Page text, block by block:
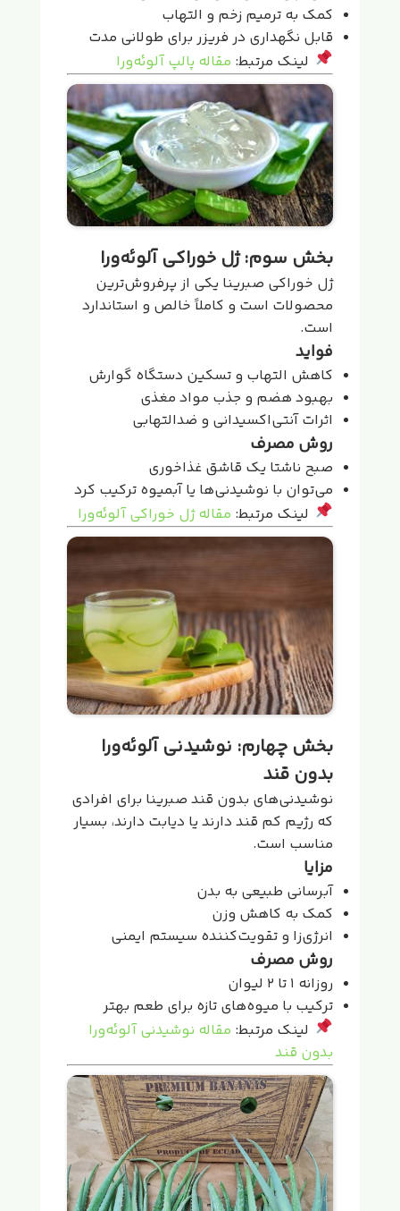
کمک به ترمیم زخم و التهاب
قابل نگهداری در فریزر برای طولانی مدت
لینک مرتبط: مقاله پالپ آلوئه‌ورا
بخش سوم: ژل خوراکی آلوئه‌ورا
ژل خوراکی صبرینا یکی از پرفروش‌ترین
محصولات است و کاملاً خالص و استاندارد
است.
فواید
کاهش التهاب و تسکین دستگاه گوارش
بهبود هضم و جذب مواد مغذی
اثرات آنتی‌اکسیدانی و ضدالتهابی
روش مصرف
صبح ناشتا یک قاشق غذاخوری
می‌توان با نوشیدنی‌ها یا آبمیوه ترکیب کرد
لینک مرتبط: مقاله ژل خوراکی آلوئه‌ورا
بخش چهارم: نوشیدنی آلوئه‌ورا
بدون قند
نوشیدنی‌های بدون قند صبرینا برای افرادی
که رژیم کم قند دارند یا دیابت دارند، بسیار
مناسب است.
مزایا
آبرسانی طبیعی به بدن
کمک به کاهش وزن
انرژی‌زا و تقویت‌کننده سیستم ایمنی
روش مصرف
روزانه ۱ تا ۲ لیوان
ترکیب با میوه‌های تازه برای طعم بهتر
لینک مرتبط: مقاله نوشیدنی آلوئه‌ورا
بدون قند